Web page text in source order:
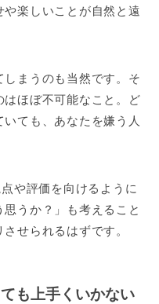
楽しいことが自然と遠
まうのも当然です。そ
はほぼ不可能なこと。ど
ても、あなたを嫌う人
や評価を向けるように
うか？」も考えること
せられるはずです。
も上手くいかない